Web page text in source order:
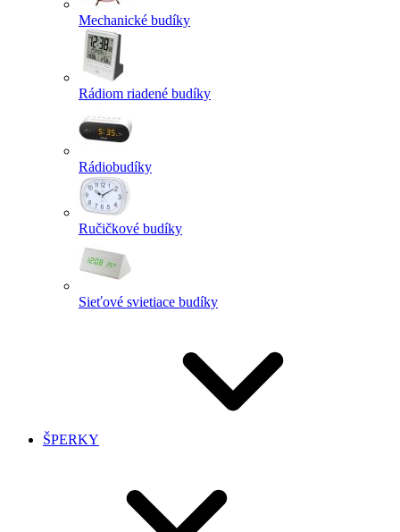
Mechanické budíky
Rádiom riadené budíky
Rádiobudíky
Ručičkové budíky
Sieťové svietiace budíky
ŠPERKY